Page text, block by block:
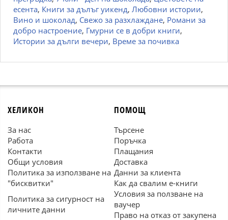
есента, Книги за дълъг уикенд, Любовни истории,
Вино и шоколад, Свежо за разхлаждане, Романи за
добро настроение, Гмурни се в добри книги,
Истории за дълги вечери, Време за почивка
ХЕЛИКОН
За нас
Работа
Контакти
Общи условия
Политика за използване на
"бисквитки"
Политика за сигурност на
личните данни
ПОМОЩ
Търсене
Поръчка
Плащания
Доставка
Данни за клиента
Как да свалим е-книги
Условия за ползване на
ваучер
Право на отказ от закупена